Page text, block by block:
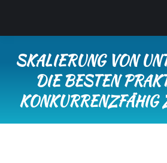
SKALIERUNG VON
DIE BESTEN